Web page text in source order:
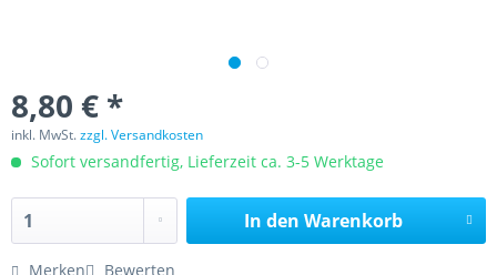
8,80 € *
inkl. MwSt.zzgl. Versandkosten
Sofort versandfertig, Lieferzeit ca. 3-5 Werktage
In den Warenkorb
Merken Bewerten